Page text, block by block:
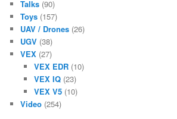
Talks (90)
Toys (157)
UAV / Drones (26)
UGV (38)
VEX (27)
VEX EDR(10)
VEX IQ(23)
VEX V5(10)
Video (254)